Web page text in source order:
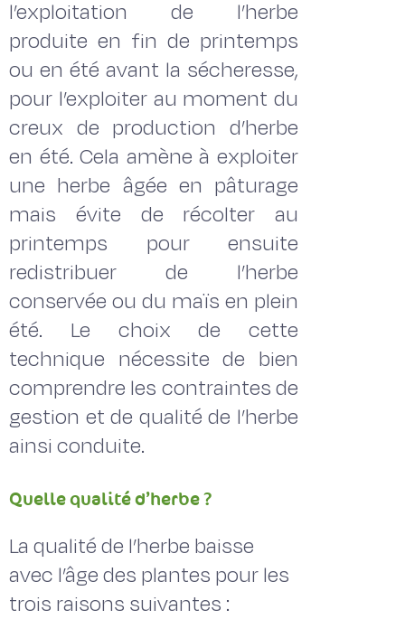
l’exploitation de l’herbe
produite en fin de printemps
ou en été avant la sécheresse,
pour l’exploiter au moment du
creux de production d’herbe
en été. Cela amène à exploiter
une herbe âgée en pâturage
mais évite de récolter au
printemps pour ensuite
redistribuer de l’herbe
conservée ou du maïs en plein
été. Le choix de cette
technique nécessite de bien
comprendre les contraintes de
gestion et de qualité de l’herbe
ainsi conduite.
Quelle qualité d’herbe ?
La qualité de l’herbe baisse
avec l’âge des plantes pour les
trois raisons suivantes :